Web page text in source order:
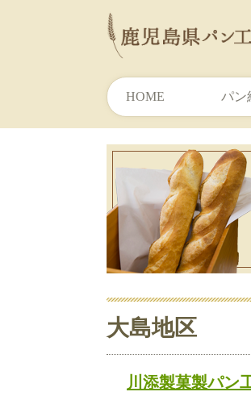
HOME パン
大島地区
川添製菓製パン